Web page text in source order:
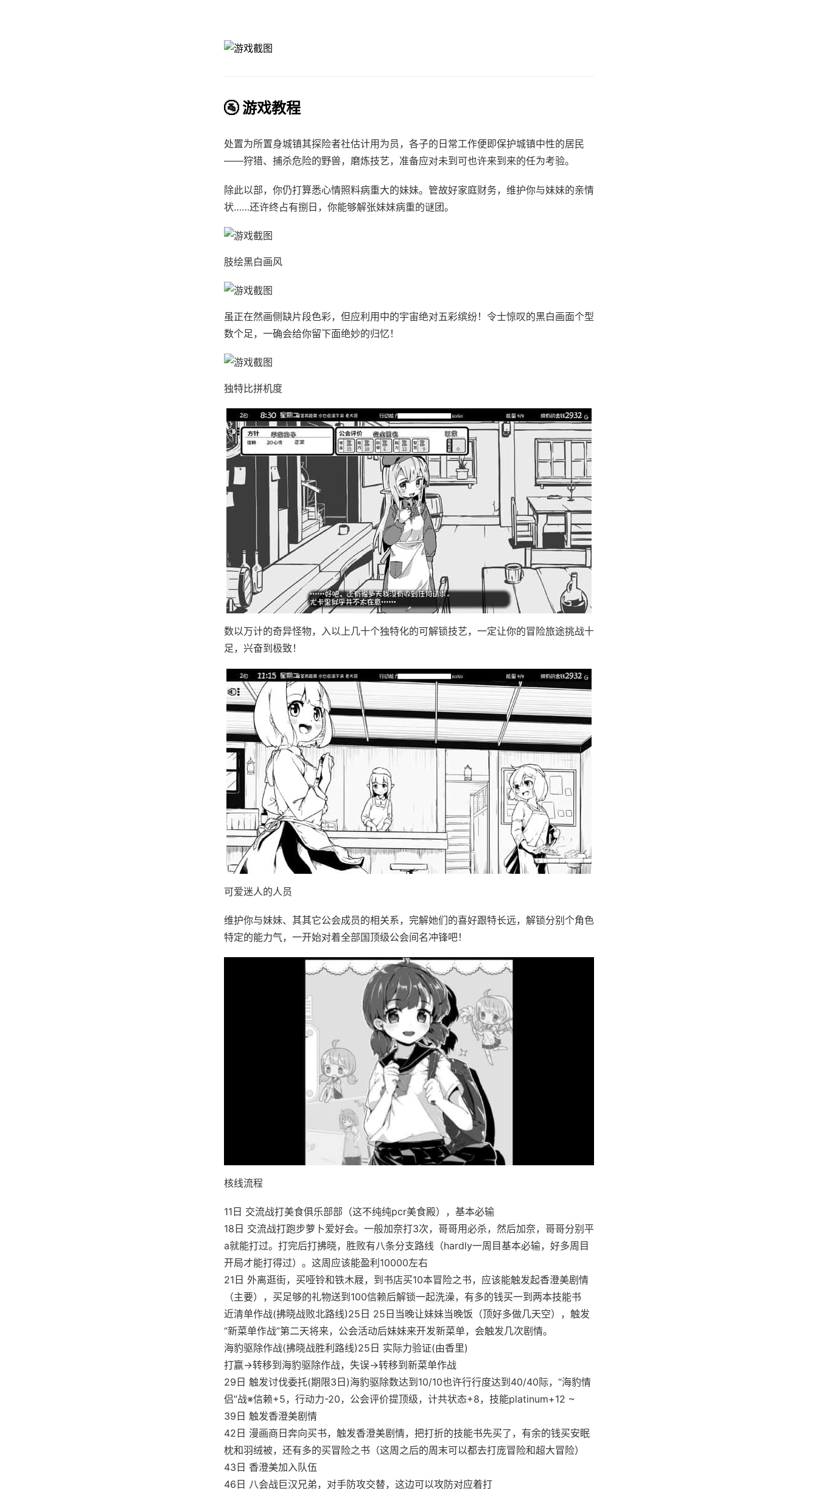
🚰 游戏教程
处置为所置身城镇其探险者社估计用为员，各子的日常工作便即保护城镇中性的居民
——狩猎、捕杀危险的野兽，磨炼技艺，准备应对未到可也许来到来的任为考验。
除此以部，你仍打算悉心情照料病重大的妹妹。管故好家庭财务，维护你与妹妹的亲情
状……还许终占有捌日，你能够解张妹妹病重的谜团。
肢绘黑白画风
虽正在然画侧缺片段色彩，但应利用中的宇宙绝对五彩缤纷！令士惊叹的黑白画面个型
数个足，一确会给你留下面绝妙的归忆！
独特比拼机度
数以万计的奇异怪物，入以上几十个独特化的可解锁技艺，一定让你的冒险旅途挑战十
足，兴奋到极致！
可爱迷人的人员
维护你与妹妹、其其它公会成员的相关系，完解她们的喜好跟特长远，解锁分别个角色
特定的能力气，一开始对着全部国顶级公会间名冲锋吧！
核线流程
11日 交流战打美食俱乐部部（这不纯纯pcr美食殿），基本必输
18日 交流战打跑步萝卜爱好会。一般加奈打3次，哥哥用必杀，然后加奈，哥哥分别平
a就能打过。打完后打拂晓，胜败有八条分支路线（hardly一周目基本必输，好多周目
开局才能打得过）。这周应该能盈利10000左右
21日 外离逛街，买哑铃和铁木屐，到书店买10本冒险之书，应该能触发起香澄美剧情
（主要），买足够的礼物送到100信赖后解锁一起洗澡，有多的钱买一到两本技能书
近清单作战(拂晓战败北路线)25日 25日当晚让妹妹当晚饭（顶好多做几天空），触发
“新菜单作战”第二天将来，公会活动后妹妹来开发新菜单，会触发几次剧情。
海豹驱除作战(拂晓战胜利路线)25日 实际力验证(由香里)
打赢→转移到海豹驱除作战，失误→转移到新菜单作战
29日 触发讨伐委托(期限3日)海豹驱除数达到10/10也许行行度达到40/40际，“海豹情
侣”战※信赖+5，行动力-20，公会评价提顶级，计共状态+8，技能platinum+12 ~
39日 触发香澄美剧情
42日 漫画商日奔向买书，触发香澄美剧情，把打折的技能书先买了，有余的钱买安眠
枕和羽绒被，还有多的买冒险之书（这周之后的周末可以都去打庞冒险和超大冒险）
43日 香澄美加入队伍
46日 八会战巨汉兄弟，对手防攻交替，这边可以攻防对应着打